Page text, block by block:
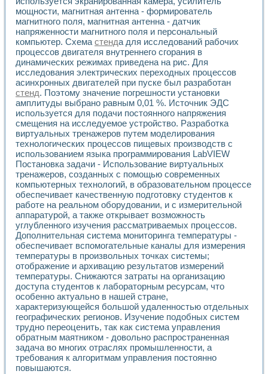
Использование программ ELECTRONICS WORKBENCH-
Лабораторный практикум по дисциплине «Цифровые
Лабораторный практикум по ИНС на основе LabVIEW
Лабораторный практикум по основам теории коммутации
Опыт использования NI LabVIEW для создания
Применение LabVIEW для исследования течения в
Создание виртуальной работы «Изучение магнитных
Обратный маятник
Устройство для изучения основ интерфейсов обмена по
Лабораторный практикум: изучение адиабатического
Стенд для исследования электрических переходных
Система статистической обработки результатов
Автоматизация лазерно-плазменных измерений с
Модельно-измерительный комплекс. Назначение. Состав.
Использование технологий NATIONAL INSTRUMENTS
Учебный практикум "Спектральный и корреляционный
Учебный стенд для исследования принципа действия
Оборудование и программное обеспечение учебных
Виртуальный лабораторный практикум для изучения
Управление роботом ТУР-10 средствами LabVIEW
Аппаратно-программный комплекс для исследования
Автоматизированный дистанционный лабораторный
Исследование возможности реставрации одномерных
Использование технологий NATIONAL INSTRUMENTS в
Разработка модификаций алгоритма полигармонической
Учебный стенд для исследования принципа действия
Виртуальная система поддержки принимаемых решений в
Преемственность дисциплин «Моделирование систем» и
Универсальный стенд для исследования электрических
Лабораторные практикумы по информационно-
Виртуальный измеритель частотных характеристик на
Лабораторный практикум по основам теории Коммутации
Разработка виртуальной лабораторной работы
мощности, магнитная антенна - формирователь
магнитного поля, магнитная антенна - датчик
напряженности магнитного поля и персональный
компьютер. Схемастенда для исследований рабочих
процессов двигателя внутреннего сгорания в
динамических режимах приведена на рис. Для
исследования электрических переходных процессов
асинхронных двигателей при пуске был разработан
стенд. Поэтому значение погрешности установки
амплитуды выбрано равным 0,01 %. Источник ЭДС
используется для подачи постоянного напряжения
смещения на исследуемое устройство. Разработка
виртуальных тренажеров путем моделирования
технологических процессов пищевых производств с
использованием языка программирования LabVIEW
Постановка задачи - Использование виртуальных
тренажеров, созданных с помощью современных
компьютерных технологий, в образовательном процессе
обеспечивает качественную подготовку студентов к
работе на реальном оборудовании, и с измерительной
аппаратурой, а также открывает возможность
углубленного изучения рассматриваемых процессов.
Дополнительная система мониторинга температуры -
обеспечивает вспомогательные каналы для измерения
температуры в произвольных точках системы;
отображение и архивацию результатов измерений
температуры. Снижаются затраты на организацию
доступа студентов к лабораторным ресурсам, что
особенно актуально в нашей стране,
характеризующейся большой удаленностью отдельных
географических регионов. Изучение подобных систем
трудно переоценить, так как система управления
обратным маятником - довольно распространенная
задача во многих отраслях промышленности, а
требования к алгоритмам управления постоянно
повышаются.